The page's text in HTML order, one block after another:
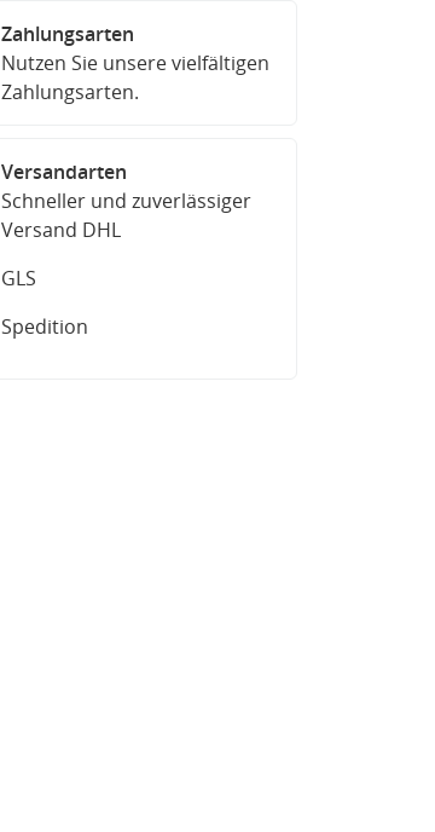
Zahlungsarten
Nutzen Sie unsere vielfältigen
Zahlungsarten.
Versandarten
Schneller und zuverlässiger
Versand DHL
GLS
Spedition